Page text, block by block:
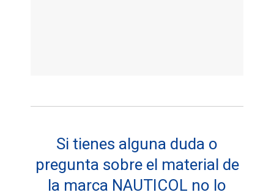
Si tienes alguna duda o
pregunta sobre el material de
la marca NAUTICOL no lo